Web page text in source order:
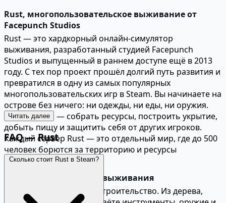
Rust, многопользовательское выживание от
Facepunch Studios
Rust — это хардкорный онлайн-симулятор
выживания, разработанный студией Facepunch
Studios и выпущенный в раннем доступе ещё в 2013
году. С тех пор проект прошёл долгий путь развития и
превратился в одну из самых популярных
многопользовательских игр в Steam. Вы начинаете на
острове без ничего: ни одежды, ни еды, ни оружия.
Ваша задача — собрать ресурсы, построить укрытие,
добыть пищу и защитить себя от других игроков.
Каждый сервер Rust — это отдельный мир, где до 500
человек борются за территорию и ресурсы
одновременно.
Геймплей и механики выживания
Основа Rust — крафт и строительство. Из дерева,
Читать далее
FAQ — Rust
Сколько стоит Rust в Steam?